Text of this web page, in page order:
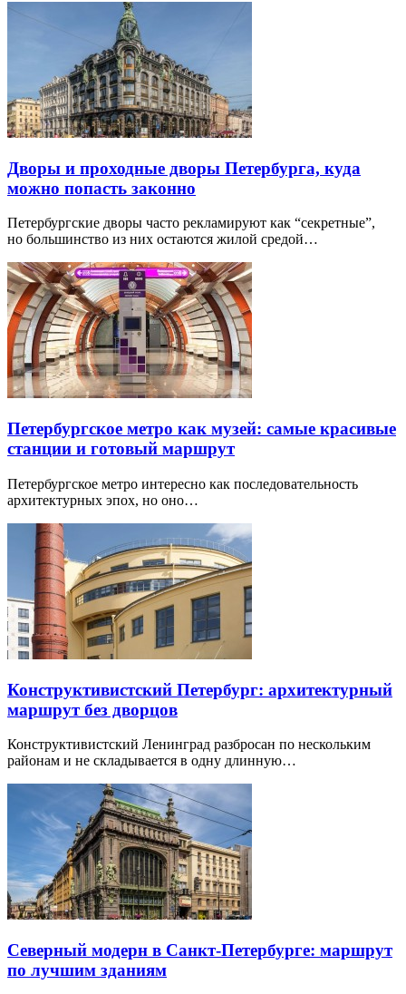
Дворы и проходные дворы Петербурга, куда
можно попасть законно
Петербургские дворы часто рекламируют как “секретные”,
но большинство из них остаются жилой средой…
Петербургское метро как музей: самые красивые
станции и готовый маршрут
Петербургское метро интересно как последовательность
архитектурных эпох, но оно…
Конструктивистский Петербург: архитектурный
маршрут без дворцов
Конструктивистский Ленинград разбросан по нескольким
районам и не складывается в одну длинную…
Северный модерн в Санкт-Петербурге: маршрут
по лучшим зданиям